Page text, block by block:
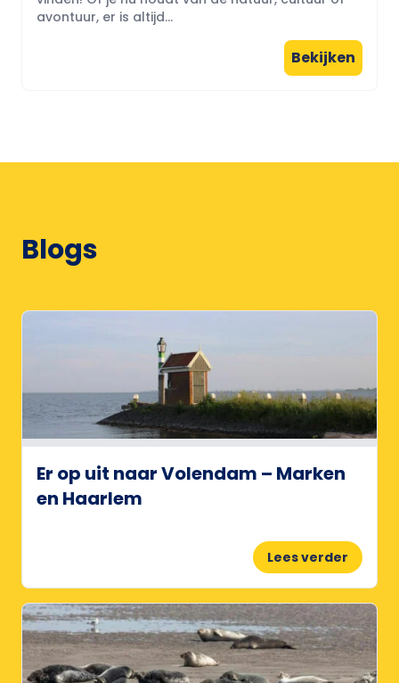
avontuur, er is altijd...
Bekijken
Blogs
Er op uit naar Volendam – Marken
en Haarlem
Lees verder